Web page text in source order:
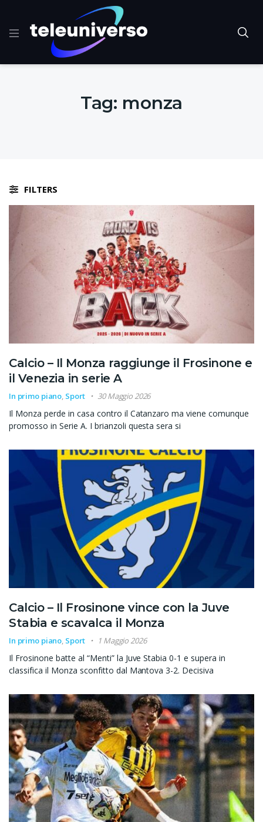
Tag: monza
FILTERS
Calcio – Il Monza raggiunge il Frosinone e
il Venezia in serie A
In primo piano, Sport 30 Maggio 2026
Il Monza perde in casa contro il Catanzaro ma viene comunque
promosso in Serie A. I brianzoli questa sera si
Calcio – Il Frosinone vince con la Juve
Stabia e scavalca il Monza
In primo piano, Sport 1 Maggio 2026
Il Frosinone batte al “Menti” la Juve Stabia 0-1 e supera in
classifica il Monza sconfitto dal Mantova 3-2. Decisiva